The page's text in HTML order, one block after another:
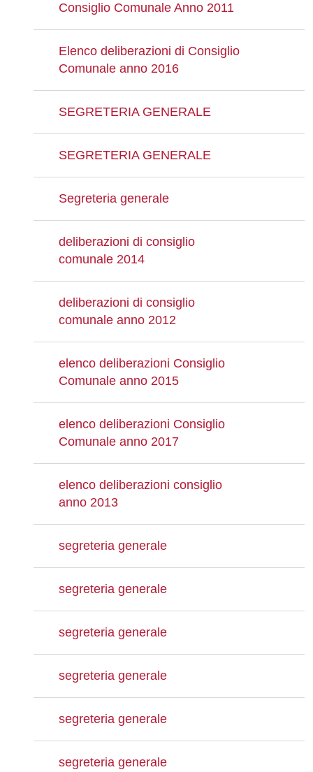
Consiglio Comunale Anno 2011
Elenco deliberazioni di Consiglio
Comunale anno 2016
SEGRETERIA GENERALE
SEGRETERIA GENERALE
Segreteria generale
deliberazioni di consiglio
comunale 2014
deliberazioni di consiglio
comunale anno 2012
elenco deliberazioni Consiglio
Comunale anno 2015
elenco deliberazioni Consiglio
Comunale anno 2017
elenco deliberazioni consiglio
anno 2013
segreteria generale
segreteria generale
segreteria generale
segreteria generale
segreteria generale
segreteria generale